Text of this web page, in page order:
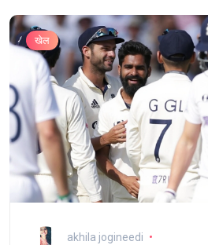
खेल
akhila jogineedi